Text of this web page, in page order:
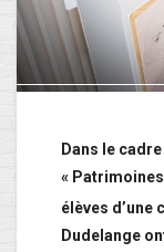
Dans le
«
élèves d’une
Dudelange